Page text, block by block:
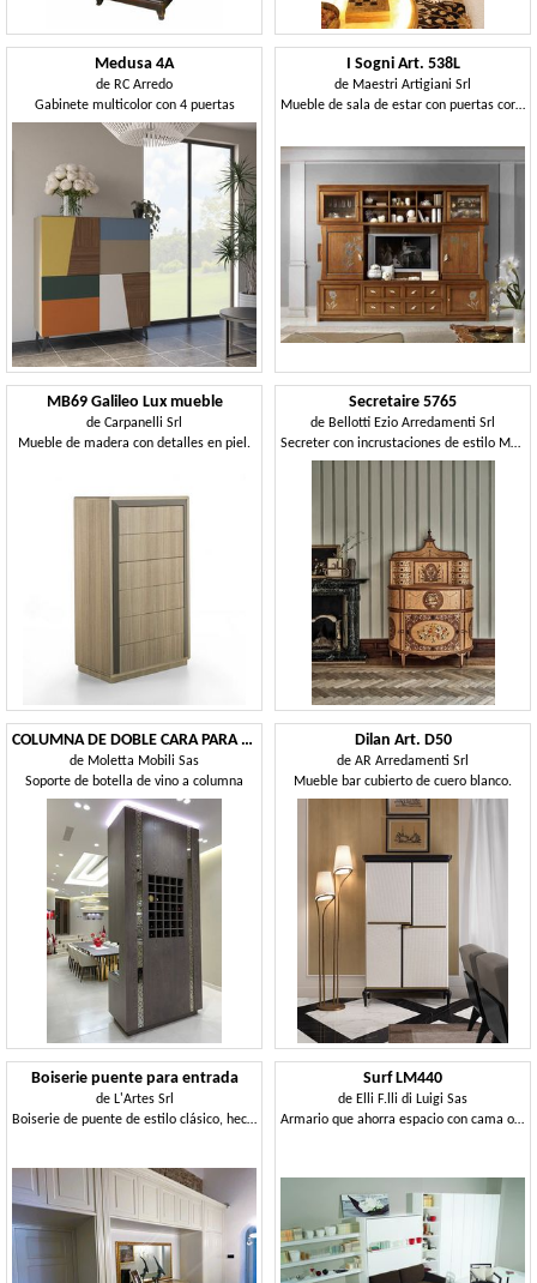
Medusa 4A
de RC Arredo
Gabinete multicolor con 4 puertas
I Sogni Art. 538L
de Maestri Artigiani Srl
Mueble de sala de estar con puertas correderas
MB69 Galileo Lux mueble
de Carpanelli Srl
Mueble de madera con detalles en piel.
Secretaire 5765
de Bellotti Ezio Arredamenti Srl
Secreter con incrustaciones de estilo Maggiolini
COLUMNA DE DOBLE CARA PARA BOTELLAS
de Moletta Mobili Sas
Soporte de botella de vino a columna
Dilan Art. D50
de AR Arredamenti Srl
Mueble bar cubierto de cuero blanco.
Boiserie puente para entrada
de L'Artes Srl
Boiserie de puente de estilo clásico, hecha a medida para la entrada
Surf LM440
de Elli F.lli di Luigi Sas
Armario que ahorra espacio con cama oculta